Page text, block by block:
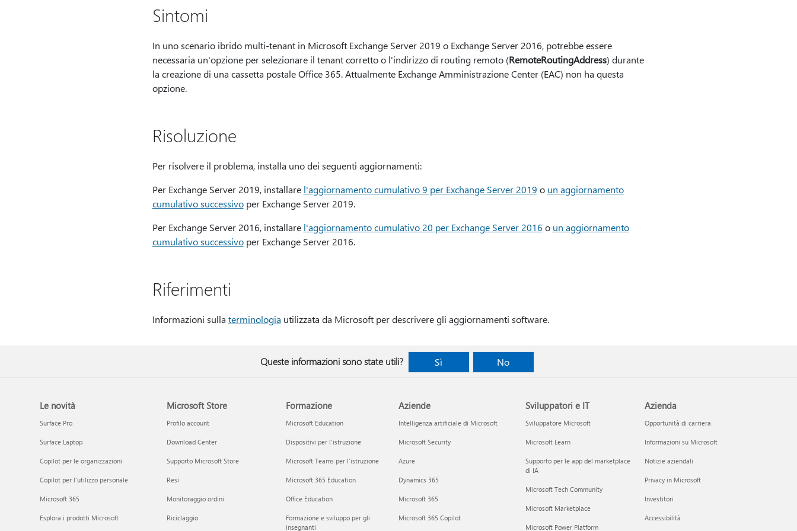
Sintomi
In uno scenario ibrido multi-tenant in Microsoft Exchange Server 2019 o Exchange Server 2016, potrebbe essere
necessaria un'opzione per selezionare il tenant corretto o l'indirizzo di routing remoto (RemoteRoutingAddress) durante
la creazione di una cassetta postale Office 365. Attualmente Exchange Amministrazione Center (EAC) non ha questa
opzione.
Risoluzione
Per risolvere il problema, installa uno dei seguenti aggiornamenti:
Per Exchange Server 2019, installare l'aggiornamento cumulativo 9 per Exchange Server 2019 o un aggiornamento
cumulativo successivoper Exchange Server 2019.
Per Exchange Server 2016, installare l'aggiornamento cumulativo 20 per Exchange Server 2016 o un aggiornamento
cumulativo successivoper Exchange Server 2016.
Riferimenti
Informazioni sulla terminologia utilizzata da Microsoft per descrivere gli aggiornamenti software.
Queste informazioni sono state utili? Sì No
Le novità
Surface Pro
Surface Laptop
Copilot per le organizzazioni
Copilot per l'utilizzo personale
Microsoft 365
Esplora i prodotti Microsoft
Microsoft Store
Profilo account
Download Center
Supporto Microsoft Store
Resi
Monitoraggio ordini
Riciclaggio
Formazione
Microsoft Education
Dispositivi per l'istruzione
Microsoft Teams per l'istruzione
Microsoft 365 Education
Office Education
Formazione e sviluppo per gli
insegnanti
Aziende
Intelligenza artificiale di Microsoft
Microsoft Security
Azure
Dynamics 365
Microsoft 365
Microsoft 365 Copilot
Sviluppatori e IT
Sviluppatore Microsoft
Microsoft Learn
Supporto per le app del marketplace
di IA
Microsoft Tech Community
Microsoft Marketplace
Microsoft Power Platform
Azienda
Opportunità di carriera
Informazioni su Microsoft
Notizie aziendali
Privacy in Microsoft
Investitori
Accessibilità